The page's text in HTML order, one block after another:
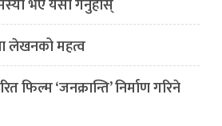
भए यसो गर्नुहोस्
लेखनको महत्व
फिल्म ‘जनक्रान्ति’ निर्माण गरिने